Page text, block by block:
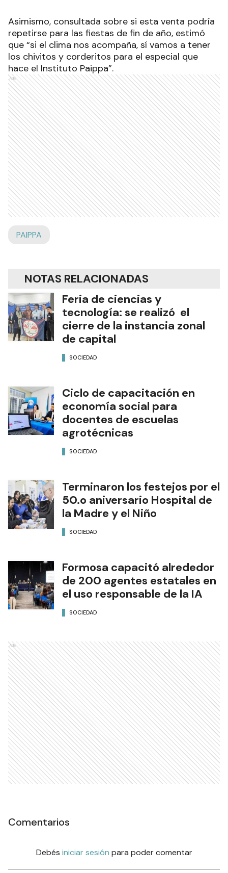
Asimismo, consultada sobre si esta venta podría
repetirse para las fiestas de fin de año, estimó
que “si el clima nos acompaña, sí vamos a tener
los chivitos y corderitos para el especial que
hace el Instituto Paippa”.
Ads
PAIPPA
NOTAS RELACIONADAS
Feria de ciencias y
tecnología: se realizó el
cierre de la instancia zonal
de capital
SOCIEDAD
Ciclo de capacitación en
economía social para
docentes de escuelas
agrotécnicas
SOCIEDAD
Terminaron los festejos por el
50.o aniversario Hospital de
la Madre y el Niño
SOCIEDAD
Formosa capacitó alrededor
de 200 agentes estatales en
el uso responsable de la IA
SOCIEDAD
Ads
Comentarios
Debés iniciar sesión para poder comentar